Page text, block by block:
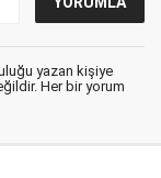
yazan kişiye
Her bir yorum